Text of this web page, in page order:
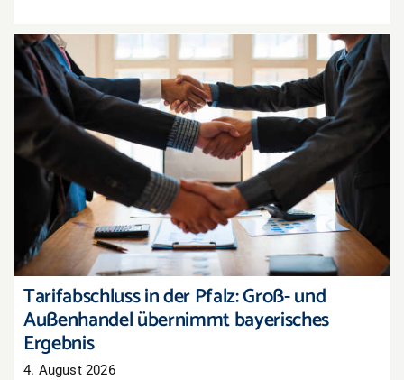
Tarifabschluss in der Pfalz: Groß- und
Außenhandel übernimmt bayerisches Ergebnis
Tarifabschluss in der Pfalz: Groß- und
Außenhandel übernimmt bayerisches
Ergebnis
4. August 2026